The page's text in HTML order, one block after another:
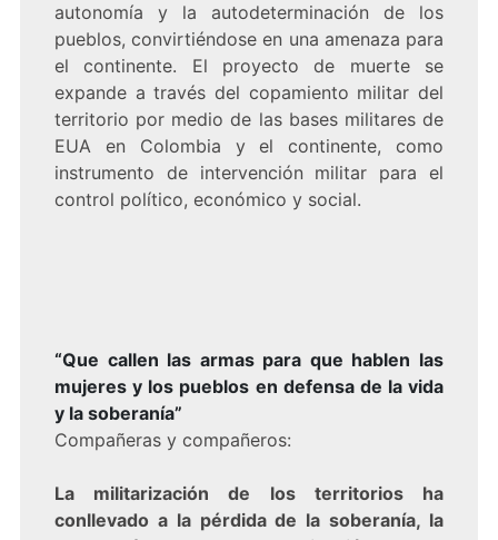
autonomía y la autodeterminación de los
pueblos, convirtiéndose en una amenaza para
el continente. El proyecto de muerte se
expande a través del copamiento militar del
territorio por medio de las bases militares de
EUA en Colombia y el continente, como
instrumento de intervención militar para el
control político, económico y social.
“Que callen las armas para que hablen las
mujeres y los pueblos en defensa de la vida
y la soberanía”
Compañeras y compañeros:
La militarización de los territorios ha
conllevado a la pérdida de la soberanía, la